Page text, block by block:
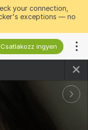
your connection,
exceptions — no
Csatlakozz ingyen